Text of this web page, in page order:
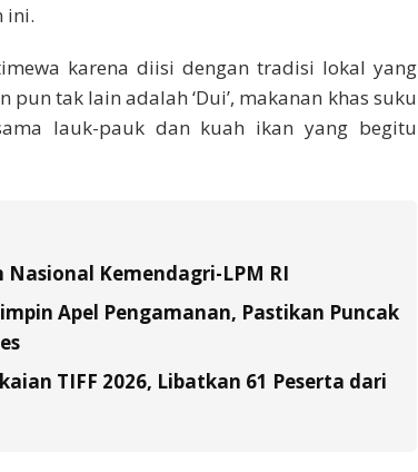
ini.
karena diisi dengan tradisi lokal yang
tak lain adalah ‘Dui’, makanan khas suku
lauk-pauk dan kuah ikan yang begitu
Nasional Kemendagri-LPM RI
Apel Pengamanan, Pastikan Puncak
TIFF 2026, Libatkan 61 Peserta dari